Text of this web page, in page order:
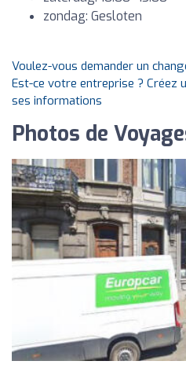
zondag: Gesloten
Voulez-vous demander un
Est-ce votre entreprise ?
ses informations
Photos de